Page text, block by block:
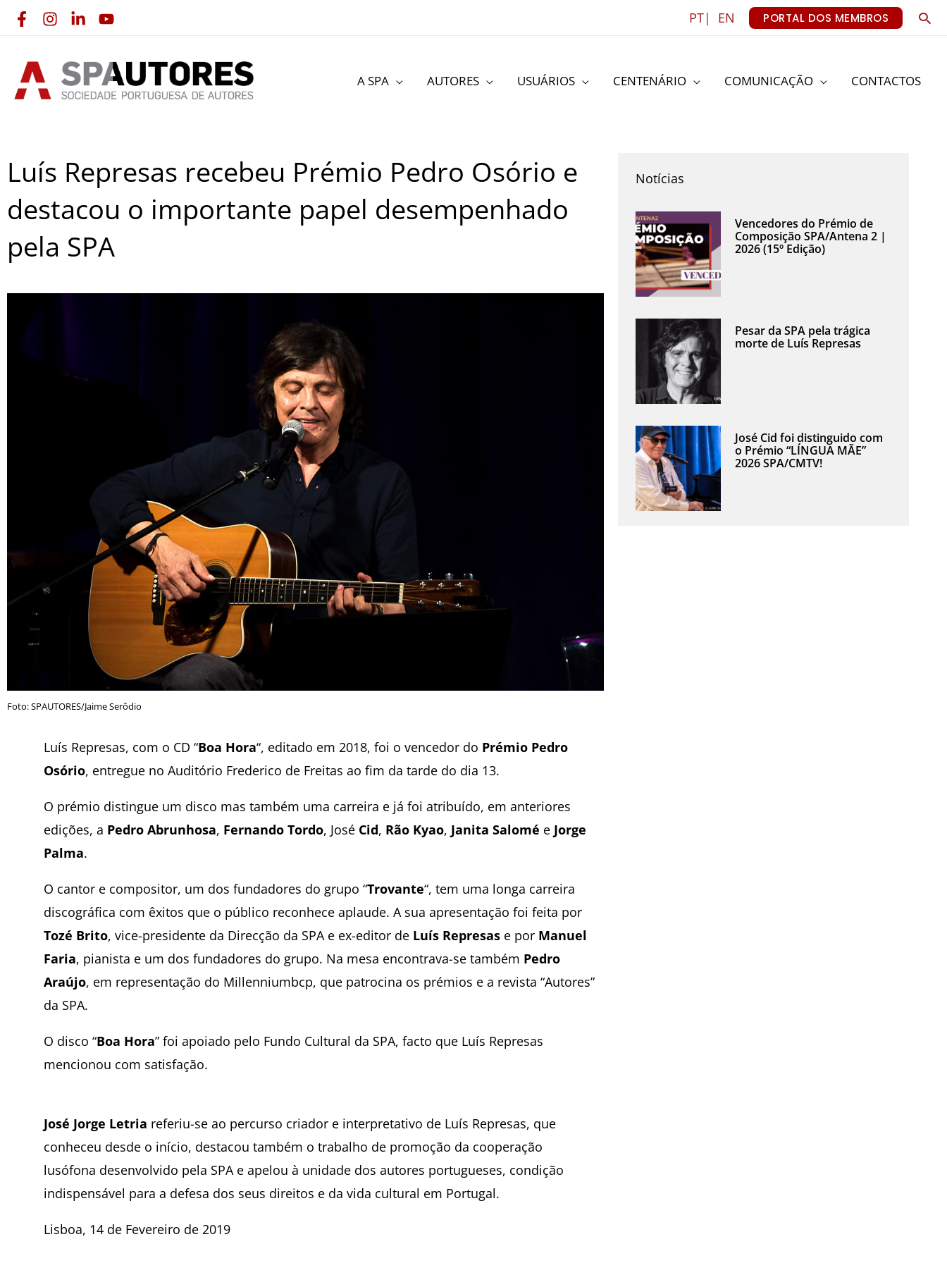
Skip
content
PT| EN PORTAL DOS MEMBROS
A SPA AUTORES USUÁRIOS CENTENÁRIO COMUNICAÇÃO CONTACTOS
Luís Represas recebeu Prémio Pedro Osório e
destacou o importante papel desempenhado
pela SPA
Foto: SPAUTORES/Jaime Serôdio
Luís Represas, com o CD “Boa Hora“, editado em 2018, foi o vencedor do Prémio Pedro
Osório, entregue no Auditório Frederico de Freitas ao fim da tarde do dia 13.
O prémio distingue um disco mas também uma carreira e já foi atribuído, em anteriores
edições, a Pedro Abrunhosa, Fernando Tordo, José Cid, Rão Kyao, Janita Salomé e Jorge
Palma.
O cantor e compositor, um dos fundadores do grupo “Trovante“, tem uma longa carreira
discográfica com êxitos que o público reconhece aplaude. A sua apresentação foi feita por
Tozé Brito, vice-presidente da Direcção da SPA e ex-editor de Luís Represas e por Manuel
Faria, pianista e um dos fundadores do grupo. Na mesa encontrava-se também Pedro
Araújo, em representação do Millenniumbcp, que patrocina os prémios e a revista “Autores”
da SPA.
O disco “Boa Hora” foi apoiado pelo Fundo Cultural da SPA, facto que Luís Represas
mencionou com satisfação.
José Jorge Letria referiu-se ao percurso criador e interpretativo de Luís Represas, que
conheceu desde o início, destacou também o trabalho de promoção da cooperação
lusófona desenvolvido pela SPA e apelou à unidade dos autores portugueses, condição
indispensável para a defesa dos seus direitos e da vida cultural em Portugal.
Lisboa, 14 de Fevereiro de 2019
Notícias
Vencedores do Prémio de
Composição SPA/Antena 2 |
2026 (15º Edição)
Pesar da SPA pela trágica
morte de Luís Represas
José Cid foi distinguido com
o Prémio “LÍNGUA MÃE”
2026 SPA/CMTV!